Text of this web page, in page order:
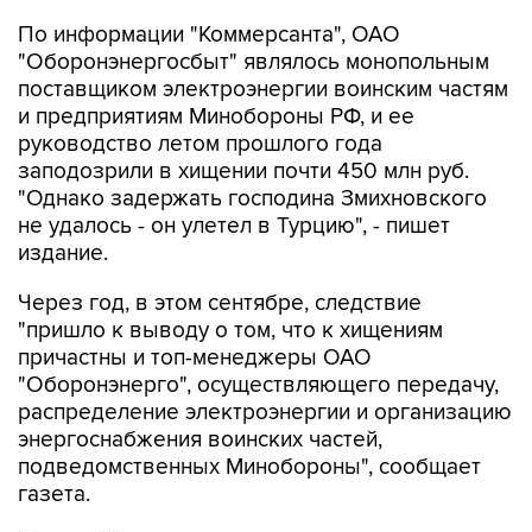
По информации "Коммерсанта", ОАО
"Оборонэнергосбыт" являлось монопольным
поставщиком электроэнергии воинским частям
и предприятиям Минобороны РФ, и ее
руководство летом прошлого года
заподозрили в хищении почти 450 млн руб.
"Однако задержать господина Змихновского
не удалось - он улетел в Турцию", - пишет
издание.
Через год, в этом сентябре, следствие
"пришло к выводу о том, что к хищениям
причастны и топ-менеджеры ОАО
"Оборонэнерго", осуществляющего передачу,
распределение электроэнергии и организацию
энергоснабжения воинских частей,
подведомственных Минобороны", сообщает
газета.